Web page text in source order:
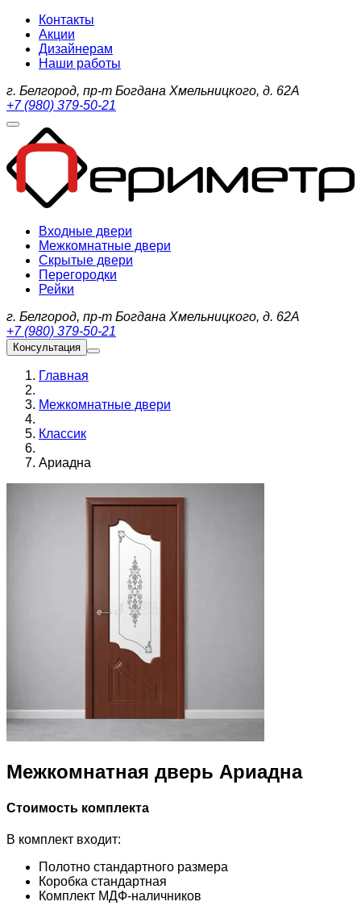
Контакты
Акции
Дизайнерам
Наши работы
г. Белгород, пр-т Богдана Хмельницкого, д. 62А
+7 (980) 379-50-21
Входные двери
Межкомнатные двери
Скрытые двери
Перегородки
Рейки
г. Белгород, пр-т Богдана Хмельницкого, д. 62А
+7 (980) 379-50-21
Консультация
Главная
Межкомнатные двери
Классик
Ариадна
Межкомнатная дверь Ариадна
Стоимость комплекта
В комплект входит:
Полотно стандартного размера
Коробка стандартная
Комплект МДФ-наличников